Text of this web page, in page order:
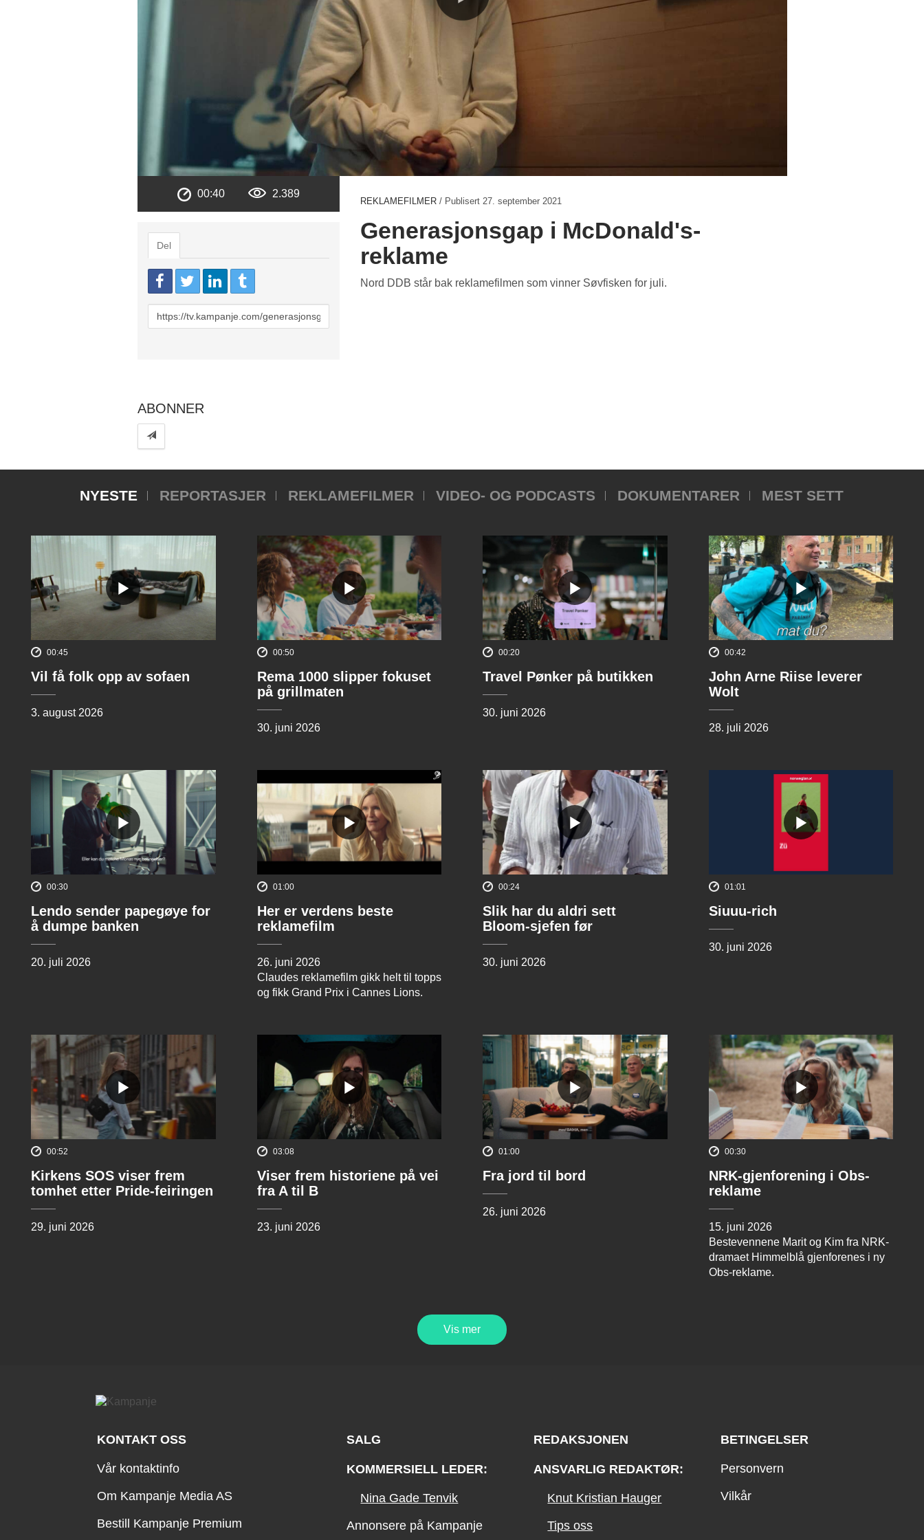
00:40 2.389
Del
URL
to
REKLAMEFILMER / Publisert 27. september 2021
Generasjonsgap i McDonald's-
reklame
Nord DDB står bak reklamefilmen som vinner Søvfisken for juli.
ABONNER
NYESTE REPORTASJER REKLAMEFILMER VIDEO- OG PODCASTS DOKUMENTARER MEST SETT
00:45
Vil få folk opp av sofaen
3. august 2026
00:50
Rema 1000 slipper fokuset
på grillmaten
30. juni 2026
00:20
Travel Pønker på butikken
30. juni 2026
00:42
John Arne Riise leverer
Wolt
28. juli 2026
00:30
Lendo sender papegøye for
å dumpe banken
20. juli 2026
01:00
Her er verdens beste
reklamefilm
26. juni 2026
Claudes reklamefilm gikk helt til topps
og fikk Grand Prix i Cannes Lions.
00:24
Slik har du aldri sett
Bloom-sjefen før
30. juni 2026
01:01
Siuuu-rich
30. juni 2026
00:52
Kirkens SOS viser frem
tomhet etter Pride-feiringen
29. juni 2026
03:08
Viser frem historiene på vei
fra A til B
23. juni 2026
01:00
Fra jord til bord
26. juni 2026
00:30
NRK-gjenforening i Obs-
reklame
15. juni 2026
Bestevennene Marit og Kim fra NRK-
dramaet Himmelblå gjenforenes i ny
Obs-reklame.
Vis mer
KONTAKT OSS
Vår kontaktinfo
Om Kampanje Media AS
Bestill Kampanje Premium
SALG
KOMMERSIELL LEDER:
Nina Gade Tenvik
Annonsere på Kampanje
REDAKSJONEN
ANSVARLIG REDAKTØR:
Knut Kristian Hauger
Tips oss
BETINGELSER
Personvern
Vilkår